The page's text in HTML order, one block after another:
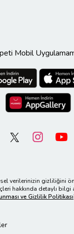
Mobil
verilerinizin gizliliğini
hakkında detaylı
ve Gizlilik Politikası